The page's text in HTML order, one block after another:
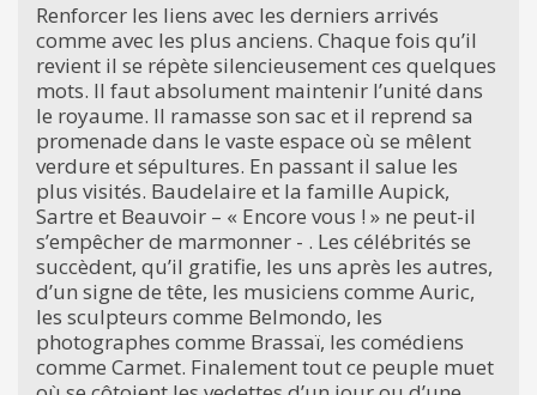
Renforcer les liens avec les derniers arrivés
comme avec les plus anciens. Chaque fois qu’il
revient il se répète silencieusement ces quelques
mots. Il faut absolument maintenir l’unité dans
le royaume. Il ramasse son sac et il reprend sa
promenade dans le vaste espace où se mêlent
verdure et sépultures. En passant il salue les
plus visités. Baudelaire et la famille Aupick,
Sartre et Beauvoir – « Encore vous ! » ne peut-il
s’empêcher de marmonner - . Les célébrités se
succèdent, qu’il gratifie, les uns après les autres,
d’un signe de tête, les musiciens comme Auric,
les sculpteurs comme Belmondo, les
photographes comme Brassaï, les comédiens
comme Carmet. Finalement tout ce peuple muet